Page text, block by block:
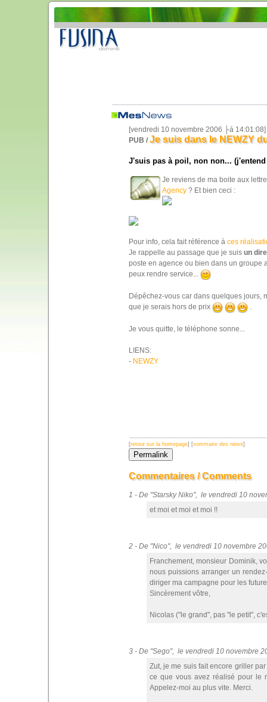
[vendredi 10 novembre 2006 ├á
PUB / Je suis dans le NEWZY
J'suis pas à poil, non non...
Je reviens de ma boite aux
Agency? Et bien ceci :
Pour info, cela fait référence à ces
Je rappelle au passage que je suis un
poste en agence ou bien dans un groupe
peux rendre service...
Dépêchez-vous car dans quelques jours,
que je serais hors de prix
.
Je vous quitte, le téléphone sonne...
LIENS:
- NEWZY
[retour sur la homepage] [sommaire des news]
Commentaires / Comments
1 - De "Starsky Niko", le vendredi 10
et moi et moi et moi !!
2 - De "Nico", le vendredi 10 novembre
Franchement, monsieur Dominik,
nous puissions arranger un
diriger ma campagne pour les
Sincèrement vôtre,
Nicolas ("le grand", pas "le petit",
3 - De "Sego", le vendredi 10 novembre
Zut, je me suis fait encore griller
ce que vous avez réalisé pour le
Appelez-moi au plus vite. Merci.